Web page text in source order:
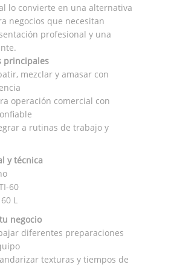
lo convierte en una alternativa
negocios que necesitan
profesional y una
principales
mezclar y amasar con
operación comercial con
a rutinas de trabajo y
y técnica
60
60 L
negocio
diferentes preparaciones
texturas y tiempos de